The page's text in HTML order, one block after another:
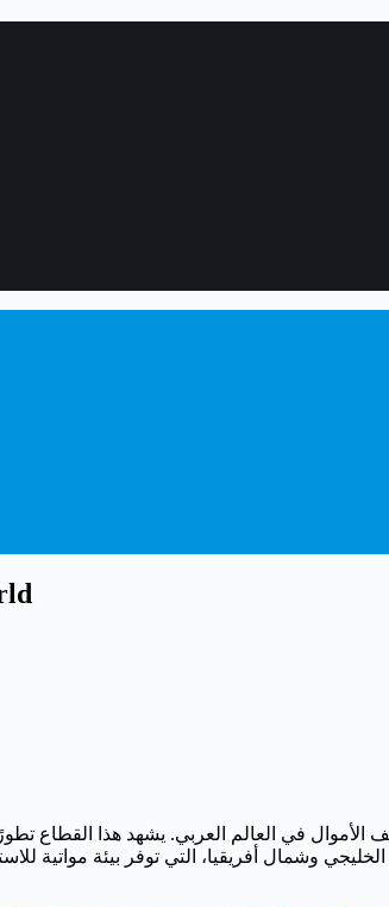
الأموال في العالم العربي. يشهد هذا القطاع
وشمال أفريقيا، التي توفر بيئة مواتية